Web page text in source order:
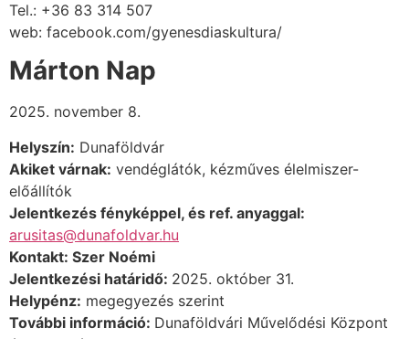
Tel.: +36 83 314 507
web: facebook.com/gyenesdiaskultura/
Márton Nap
2025. november 8.
Helyszín: Dunaföldvár
Akiket várnak: vendéglátók, kézműves élelmiszer-
előállítók
Jelentkezés fényképpel, és ref. anyaggal:
arusitas@dunafoldvar.hu
Kontakt: Szer Noémi
Jelentkezési határidő: 2025. október 31.
Helypénz: megegyezés szerint
További információ: Dunaföldvári Művelődési Központ